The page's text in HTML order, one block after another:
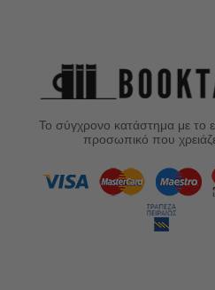
Το σύγχρονο κατάστημα με το
προσωπικό που